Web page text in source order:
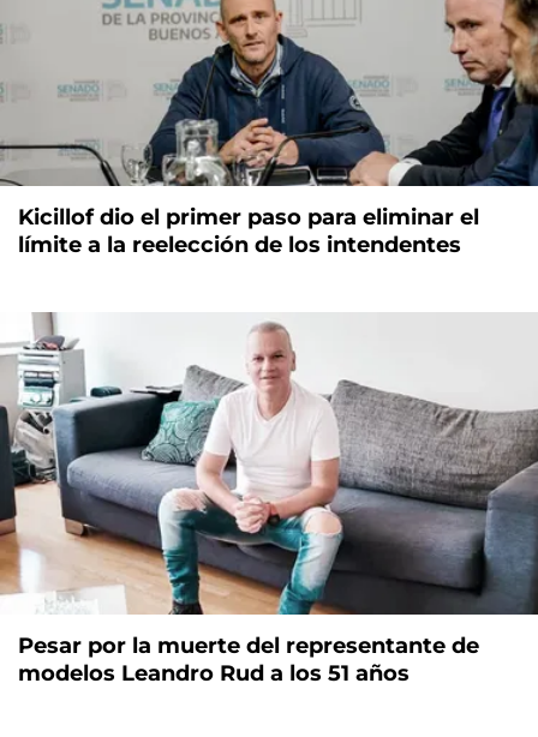
Kicillof dio el primer paso para eliminar el
límite a la reelección de los intendentes
Pesar por la muerte del representante de
modelos Leandro Rud a los 51 años